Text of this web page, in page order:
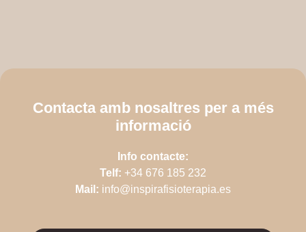
Contacta amb nosaltres per a més
informació
Info contacte:
Telf: +34 676 185 232
Mail: info@inspirafisioterapia.es